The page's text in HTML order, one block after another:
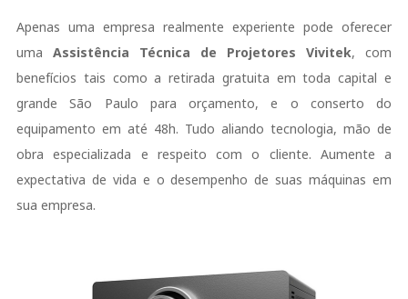
Apenas uma empresa realmente experiente pode oferecer
uma Assistência Técnica de Projetores Vivitek, com
benefícios tais como a retirada gratuita em toda capital e
grande São Paulo para orçamento, e o conserto do
equipamento em até 48h. Tudo aliando tecnologia, mão de
obra especializada e respeito com o cliente. Aumente a
expectativa de vida e o desempenho de suas máquinas em
sua empresa.